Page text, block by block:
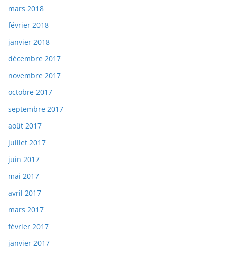
mars 2018
février 2018
janvier 2018
décembre 2017
novembre 2017
octobre 2017
septembre 2017
août 2017
juillet 2017
juin 2017
mai 2017
avril 2017
mars 2017
février 2017
janvier 2017